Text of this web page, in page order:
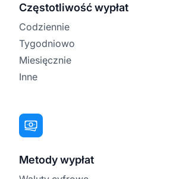
Częstotliwość wypłat
Codziennie
Tygodniowo
Miesięcznie
Inne
Metody wypłat